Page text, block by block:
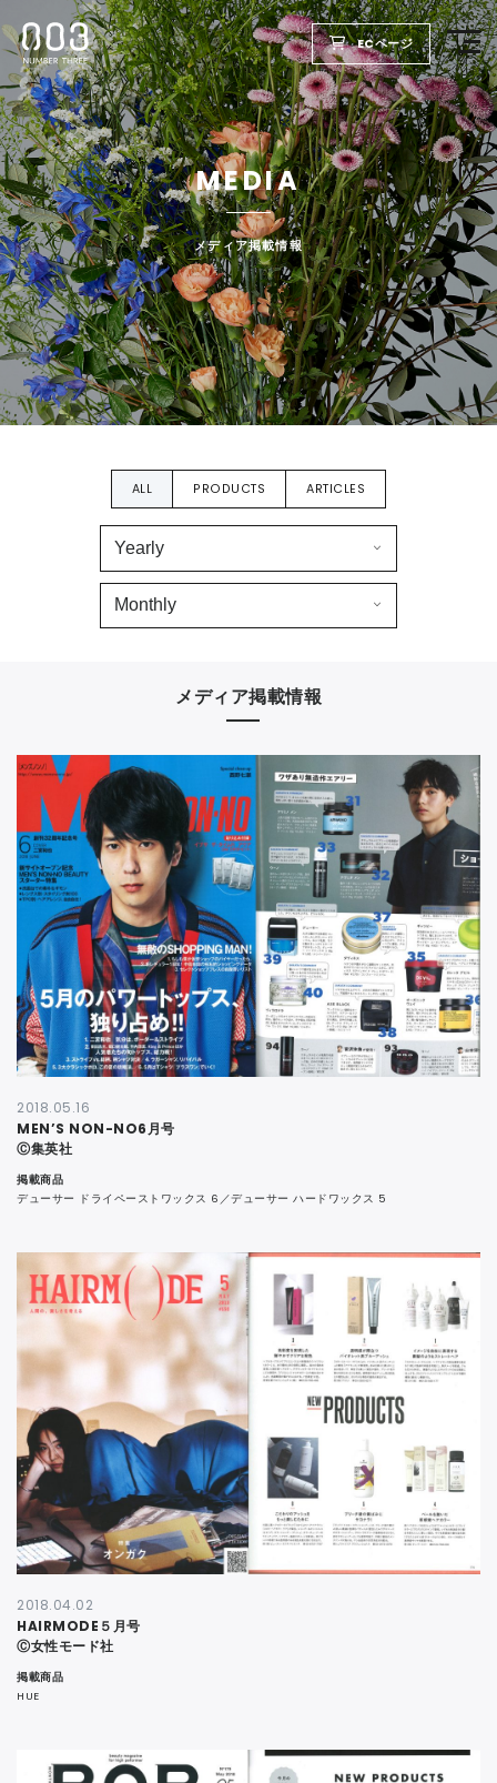
ECページ
MEDIA
メディア掲載情報
ALL PRODUCTS ARTICLES
メディア掲載情報
2018.05.16
MEN’S NON-NO6月号
Ⓒ集英社
掲載商品
デューサー ドライペーストワックス 6／デューサー ハードワックス 5
2018.04.02
HAIRMODE５月号
Ⓒ女性モード社
掲載商品
HUE
TOP
PRODUCTS
WELLBEING REPORT
FOR SALON
COMPANY